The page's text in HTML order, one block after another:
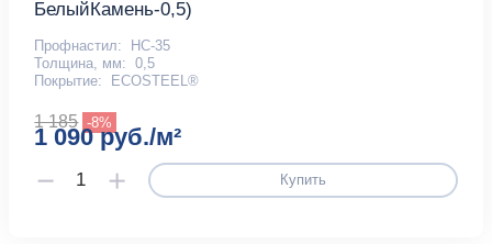
БелыйКамень-0,5)
Профнастил:
НС-35
Толщина, мм: 0,5
Покрытие:
ECOSTEEL®
1 185 -8%
1 090 руб./м²
Купить